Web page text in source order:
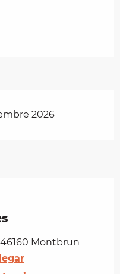
2026
Montbrun